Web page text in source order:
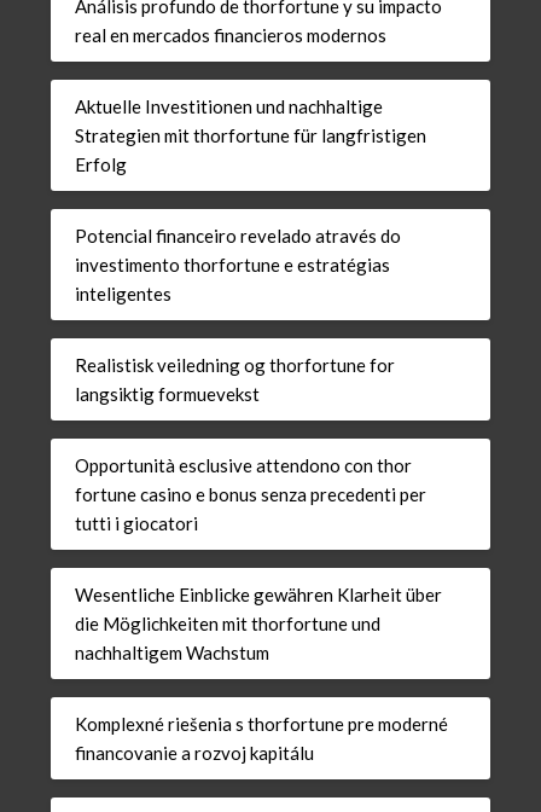
Análisis profundo de thorfortune y su impacto
real en mercados financieros modernos
Aktuelle Investitionen und nachhaltige
Strategien mit thorfortune für langfristigen
Erfolg
Potencial financeiro revelado através do
investimento thorfortune e estratégias
inteligentes
Realistisk veiledning og thorfortune for
langsiktig formuevekst
Opportunità esclusive attendono con thor
fortune casino e bonus senza precedenti per
tutti i giocatori
Wesentliche Einblicke gewähren Klarheit über
die Möglichkeiten mit thorfortune und
nachhaltigem Wachstum
Komplexné riešenia s thorfortune pre moderné
financovanie a rozvoj kapitálu